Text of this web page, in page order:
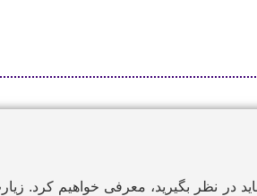
نظر بگیرید، معرفی خواهیم کرد.